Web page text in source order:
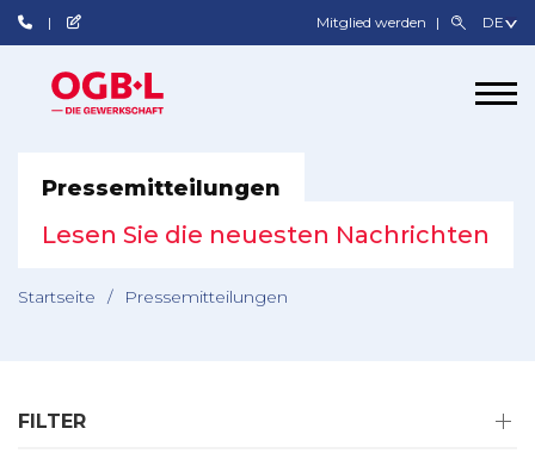
Mitglied werden
Pressemitteilungen
Lesen Sie die neuesten Nachrichten
Startseite / Pressemitteilungen
FILTER